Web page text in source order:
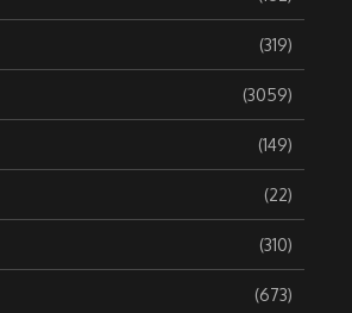
(319)
(3059)
(149)
(22)
(310)
(673)